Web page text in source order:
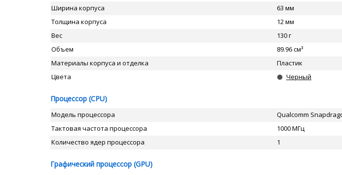
Ширина корпуса
63 мм
Толщина корпуса
12 мм
Вес
130 г
Объем
89.96 см³
Материалы корпуса и отделка
Пластик
Цвета
Черный
Процессор (CPU)
Модель процессора Qualcomm
Тактовая частота процессора
1000 МГц
Количество ядер процессора
1
Графический процессор (GPU)